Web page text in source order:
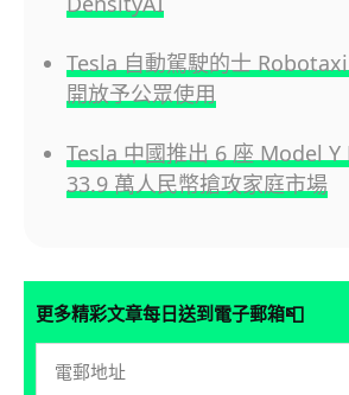
Tesla 自動駕駛的士
開放予公眾使用
Tesla 中國推出 6 座 Model Y
33.9 萬人民幣搶攻家庭市場
更多精彩文章每日送到電子郵箱📮